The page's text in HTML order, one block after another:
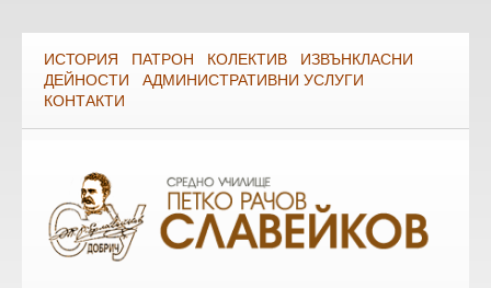
ИСТОРИЯ ПАТРОН КОЛЕКТИВ
ИЗВЪНКЛАСНИ
ДЕЙНОСТИ
АДМИНИСТРАТИВНИ УСЛУГИ
КОНТАКТИ